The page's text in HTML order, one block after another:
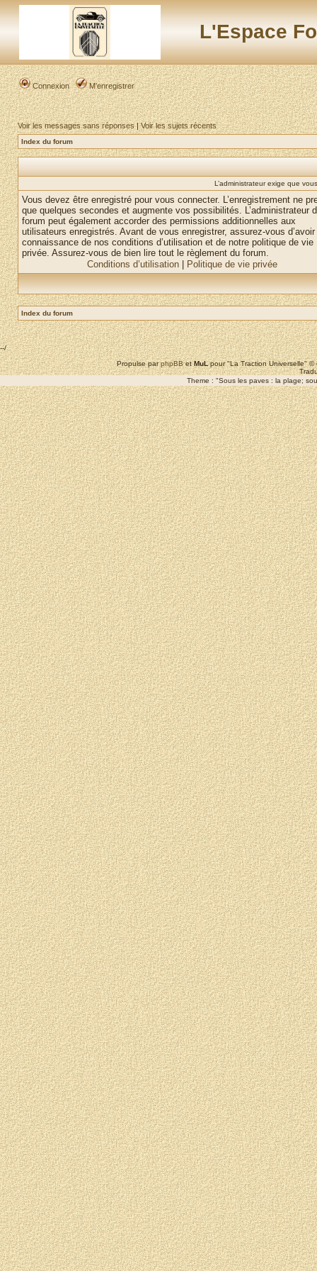
L'Espace
Connexion M’enregistrer
Voir les messages sans réponses|Voir les sujets récents
Index du forum
L’administrateur exige que
Vous devez être enregistré pour vous connecter. L’enregistrement ne
que quelques secondes et augmente vos possibilités. L’administrateur
forum peut également accorder des permissions additionnelles aux
utilisateurs enregistrés. Avant de vous enregistrer, assurez-vous
connaissance de nos conditions d’utilisation et de notre politique de vie
privée. Assurez-vous de bien lire tout le règlement du forum.
Conditions d’utilisation
Politique de vie privée
Index du forum
--/
Propulse parphpBBetMuLpour "La Traction Universelle"
Theme : "Sous les paves : la plage;